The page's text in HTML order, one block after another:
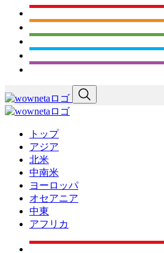
トップ
アジア
北米
中南米
ヨーロッパ
オセアニア
中東
アフリカ